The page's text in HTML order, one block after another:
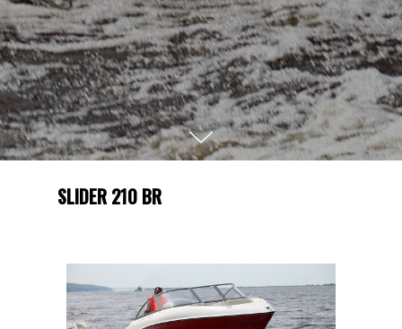
SLIDER 210 BR